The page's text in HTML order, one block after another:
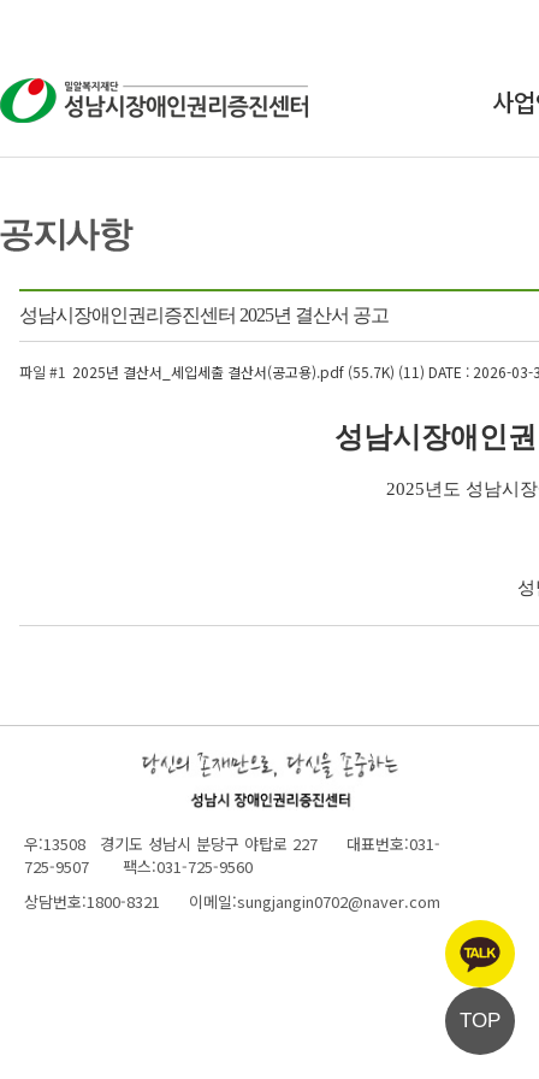
사
성남시장애인권리증진센터 2025년 결산서 공고
파일 #1 2025년 결산서_세입세출 결산서(공고용).pdf (55.7K) (11) DATE : 2026-
성남시장애인
2025년도 성남시
우:13508 경기도 성남시 분당구 야탑로 227 대표번호:031-
725-9507 팩스:031-725-9560
상담번호:1800-8321 이메일:sungjangin0702@naver.com
TOP